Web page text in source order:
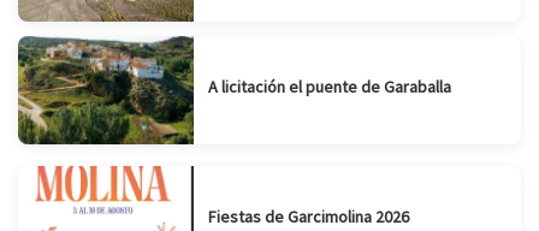
A licitación el puente de Garaballa
Fiestas de Garcimolina 2026